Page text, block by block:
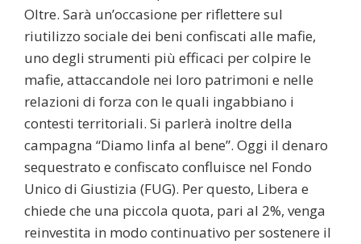
Oltre. Sarà un’occasione per riflettere sul
riutilizzo sociale dei beni confiscati alle mafie,
uno degli strumenti più efficaci per colpire le
mafie, attaccandole nei loro patrimoni e nelle
relazioni di forza con le quali ingabbiano i
contesti territoriali. Si parlerà inoltre della
campagna “Diamo linfa al bene”. Oggi il denaro
sequestrato e confiscato confluisce nel Fondo
Unico di Giustizia (FUG). Per questo, Libera e
chiede che una piccola quota, pari al 2%, venga
reinvestita in modo continuativo per sostenere il